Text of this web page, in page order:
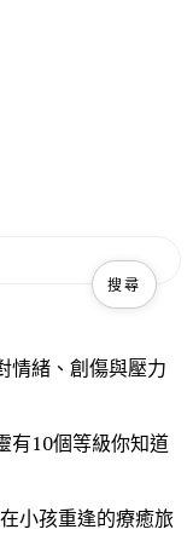
情緒、創傷與壓力
有10個等級你知道
小孩重逢的療癒旅